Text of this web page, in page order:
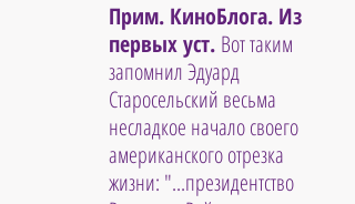
Прим. КиноБлога. Из
первых уст. Вот таким
запомнил Эдуард
Старосельский весьма
несладкое начало своего
американского отрезка
жизни: "...президентство